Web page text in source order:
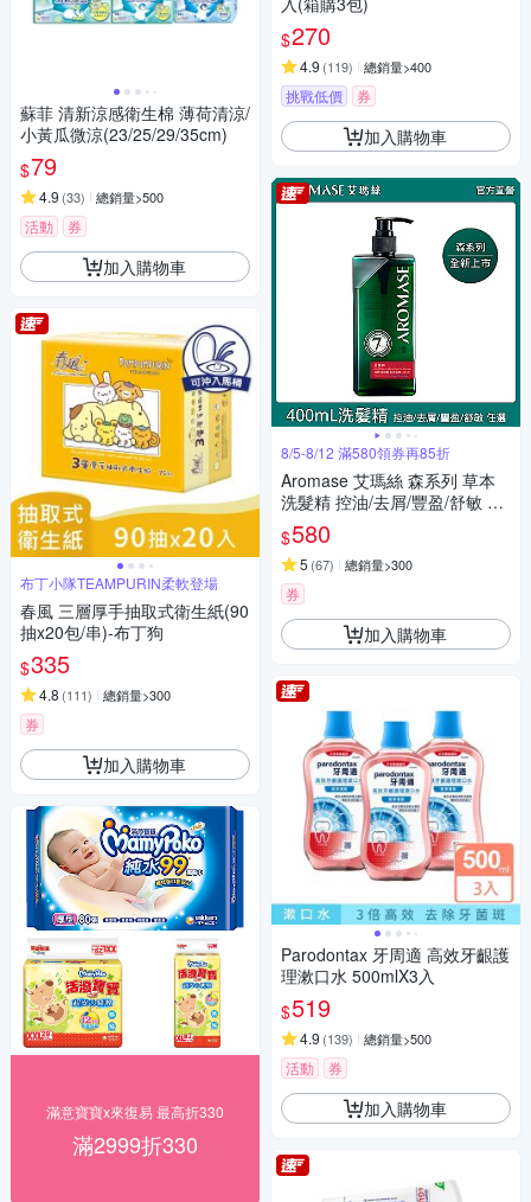
蘇菲 清新涼感衛生棉 薄荷清涼/
小黃瓜微涼(23/25/29/35cm)
$79
4.9 (33) 總銷量>500
活動 券
加入購物車
布丁小隊TEAMPURIN柔軟登場
春風 三層厚手抽取式衛生紙(90
抽x20包/串)-布丁狗
$335
4.8 (111) 總銷量>300
券
加入購物車
滿意寶寶x來復易 最高折330
滿2999折330
$270
4.9 (119) 總銷量>400
挑戰低價 券
加入購物車
8/5-8/12 滿580領券再85折
Aromase 艾瑪絲 森系列 草本
洗髮精 控油/去屑/豐盈/舒敏 六
款任選 400mL
$580
5 (67) 總銷量>300
券
加入購物車
Parodontax 牙周適 高效牙齦護
理漱口水 500mlX3入
$519
4.9 (139) 總銷量>500
活動 券
加入購物車